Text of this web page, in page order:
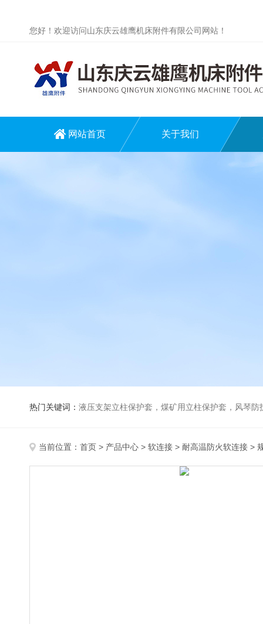
您好！欢迎访问山东庆云雄鹰机床附件有限公司网站！
网站首页 关于我们
热门关键词： 液压支架立柱保护套，煤矿用立柱保护套，风琴
当前位置： 首页 > 产品中心 > 软连接 > 耐高温防火软连接 >